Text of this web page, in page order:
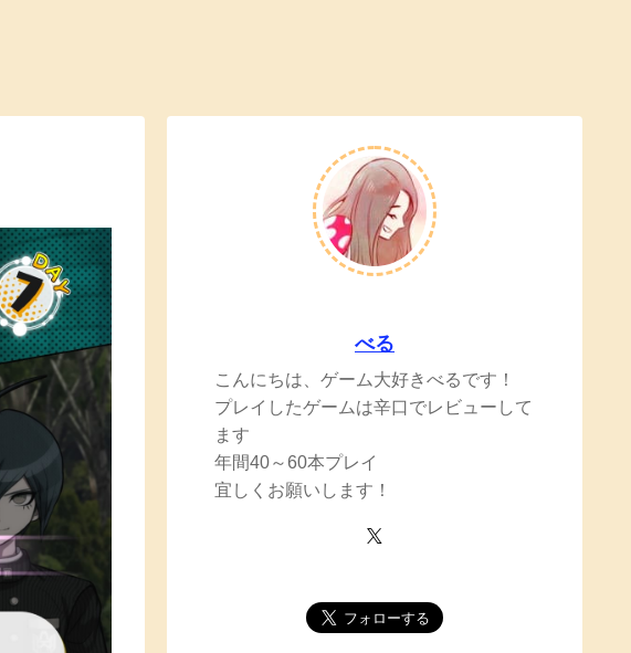
べる
こんにちは、ゲーム大好きべるです！
プレイしたゲームは辛口でレビューして
ます
年間40～60本プレイ
宜しくお願いします！